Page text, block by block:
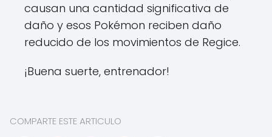
causan una cantidad significativa de
daño y esos Pokémon reciben daño
reducido de los movimientos de Regice.
¡Buena suerte, entrenador!
COMPARTE ESTE ARTICULO